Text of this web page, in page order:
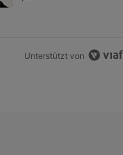
Unterstützt von